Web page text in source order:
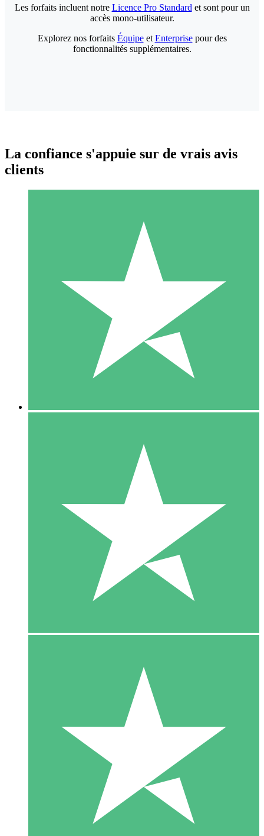
Packs de Crédits Individuels
Payez à l'utilisation avec des crédits de téléchargement. Sans
1 Téléchargement
10 00
10 Téléchargements
20 00
Les forfaits incluent notre Licence Pro Standard et sont pour un
accès mono-utilisateur.
Explorez nos forfaits Équipeet Enterprisepour des
fonctionnalités supplémentaires.
La confiance s'appuie sur de vrais avis
clients